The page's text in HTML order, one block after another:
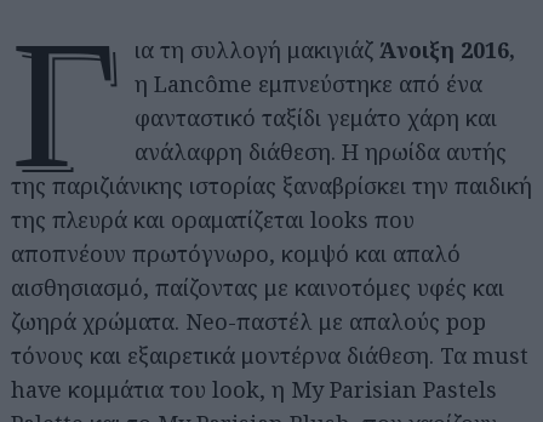
Γ ια τη συλλογή μακιγιάζΆνοιξη 2016,
η Lancôme εμπνεύστηκε από ένα
φανταστικό ταξίδι γεμάτο χάρη και
ανάλαφρη διάθεση. Η ηρωίδα αυτής
της παριζιάνικης ιστορίας ξαναβρίσκει την παιδική
της πλευρά και οραματίζεται looks που
αποπνέουν πρωτόγνωρο, κομψό και απαλό
αισθησιασμό, παίζοντας με καινοτόμες υφές και
ζωηρά χρώματα. Neo-παστέλ με απαλούς pop
τόνους και εξαιρετικά μοντέρνα διάθεση. Τα must
have κομμάτια του look, η My Parisian Pastels